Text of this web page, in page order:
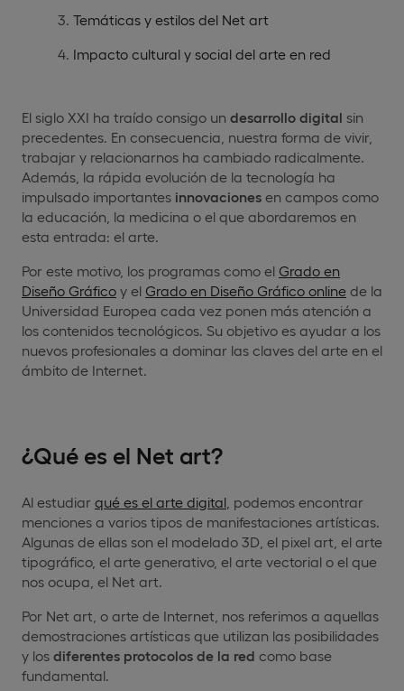
Temáticas y estilos del Net art
Impacto cultural y social del arte en red
El siglo XXI ha traído consigo un desarrollo digital sin
precedentes. En consecuencia, nuestra forma de vivir,
trabajar y relacionarnos ha cambiado radicalmente.
Además, la rápida evolución de la tecnología ha
impulsado importantes innovaciones en campos como
la educación, la medicina o el que abordaremos en
esta entrada: el arte.
Por este motivo, los programas como el Grado en
Diseño Gráfico y el Grado en Diseño Gráfico online de la
Universidad Europea cada vez ponen más atención a
los contenidos tecnológicos. Su objetivo es ayudar a los
nuevos profesionales a dominar las claves del arte en el
ámbito de Internet.
¿Qué es el Net art?
Al estudiar qué es el arte digital , podemos encontrar
menciones a varios tipos de manifestaciones artísticas.
Algunas de ellas son el modelado 3D, el pixel art, el arte
tipográfico, el arte generativo, el arte vectorial o el que
nos ocupa, el Net art.
Por Net art, o arte de Internet, nos referimos a aquellas
demostraciones artísticas que utilizan las posibilidades
y los diferentes protocolos de la red como base
fundamental.